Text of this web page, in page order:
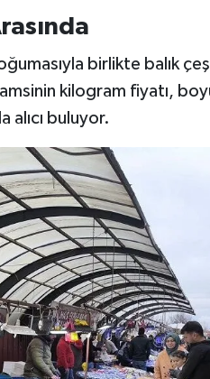
birlikte balık
kilogram fiyatı,
alıcı buluyor.